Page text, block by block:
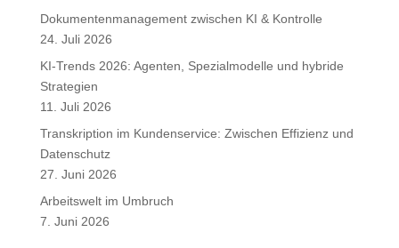
Dokumentenmanagement zwischen KI & Kontrolle
24. Juli 2026
KI-Trends 2026: Agenten, Spezialmodelle und hybride
Strategien
11. Juli 2026
Transkription im Kundenservice: Zwischen Effizienz und
Datenschutz
27. Juni 2026
Arbeitswelt im Umbruch
7. Juni 2026